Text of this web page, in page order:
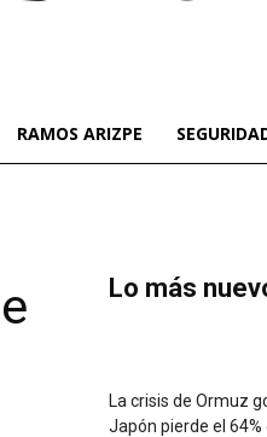
RAMOS ARIZPE
Lo más
La crisis de Ormuz
Japón pierde el